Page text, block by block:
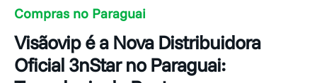
Compras no Paraguai
Visãovip é a Nova Distribuidora
Oficial 3nStar no Paraguai: